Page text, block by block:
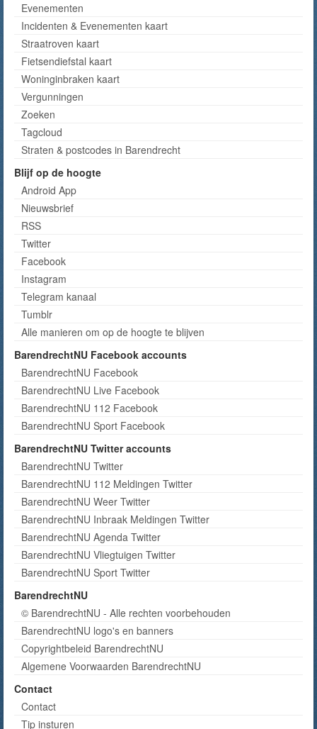
Evenementen
Incidenten & Evenementen kaart
Straatroven kaart
Fietsendiefstal kaart
Woninginbraken kaart
Vergunningen
Zoeken
Tagcloud
Straten & postcodes in Barendrecht
Blijf op de hoogte
Android App
Nieuwsbrief
RSS
Twitter
Facebook
Instagram
Telegram kanaal
Tumblr
Alle manieren om op de hoogte te blijven
BarendrechtNU Facebook accounts
BarendrechtNU Facebook
BarendrechtNU Live Facebook
BarendrechtNU 112 Facebook
BarendrechtNU Sport Facebook
BarendrechtNU Twitter accounts
BarendrechtNU Twitter
BarendrechtNU 112 Meldingen Twitter
BarendrechtNU Weer Twitter
BarendrechtNU Inbraak Meldingen Twitter
BarendrechtNU Agenda Twitter
BarendrechtNU Vliegtuigen Twitter
BarendrechtNU Sport Twitter
BarendrechtNU
© BarendrechtNU - Alle rechten voorbehouden
BarendrechtNU logo's en banners
Copyrightbeleid BarendrechtNU
Algemene Voorwaarden BarendrechtNU
Contact
Contact
Tip insturen